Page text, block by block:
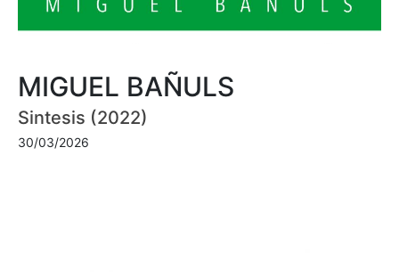
MIGUEL BAÑULS
Sintesis (2022)
30/03/2026